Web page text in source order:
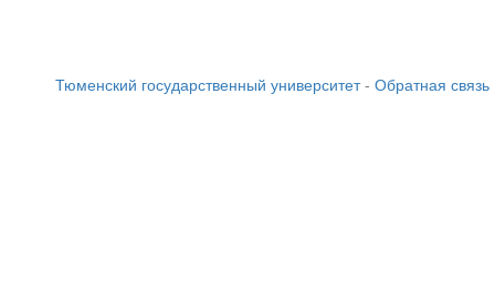
Тюменский государственный университет- Обратная связь